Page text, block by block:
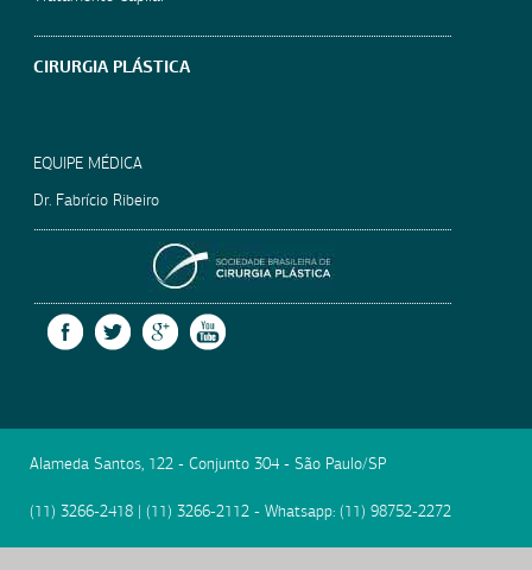
CIRURGIA PLÁSTICA
EQUIPE MÉDICA
Dr. Fabrício Ribeiro
FACEBOOKTWITTERGOOGLE +
Alameda Santos, 122 - Conjunto 304 - São Paulo/SP
(11) 3266-2418 | (11) 3266-2112 - Whatsapp: (11) 98752-2272